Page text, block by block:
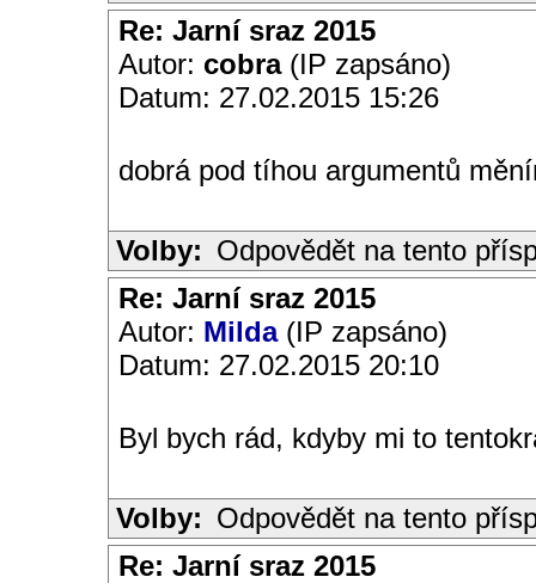
Re: Jarní sraz 2015
Autor: cobra(IP zapsáno)
Datum: 27.02.2015 15:26
dobrá pod tíhou argumentů
Volby: Odpovědět na tento
Re: Jarní sraz 2015
Autor: Milda(IP zapsáno)
Datum: 27.02.2015 20:10
Byl bych rád, kdyby mi to
Volby: Odpovědět na tento
Re: Jarní sraz 2015